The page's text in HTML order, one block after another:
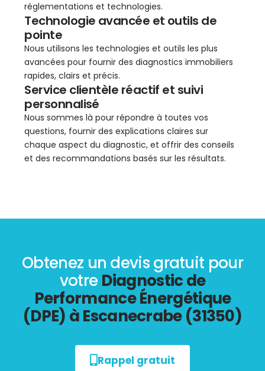
réglementations et technologies.
Technologie avancée et outils de
pointe
Nous utilisons les technologies et outils les plus
avancées pour fournir des diagnostics immobiliers
rapides, clairs et précis.
Service clientèle réactif et suivi
personnalisé
Nous sommes là pour répondre à toutes vos
questions, fournir des explications claires sur
chaque aspect du diagnostic, et offrir des conseils
et des recommandations basés sur les résultats.
Obtenez un devis gratuit pour
votre Diagnostic de
Performance Énergétique
(DPE) à Escanecrabe (31350)
Rappel gratuit